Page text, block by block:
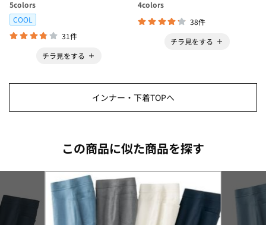
5colors
COOL
31件
チラ見をする
4colors
38件
チラ見をする
インナー・下着TOPへ
この商品に似た商品を探す